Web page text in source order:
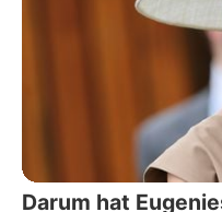
Darum hat